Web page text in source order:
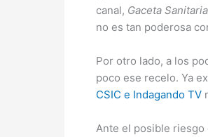
canal, Gaceta Sanitaria
no es tan poderosa
Por otro lado, a los
poco ese recelo. Ya
CSIC e Indagando TV
Ante el posible riesgo